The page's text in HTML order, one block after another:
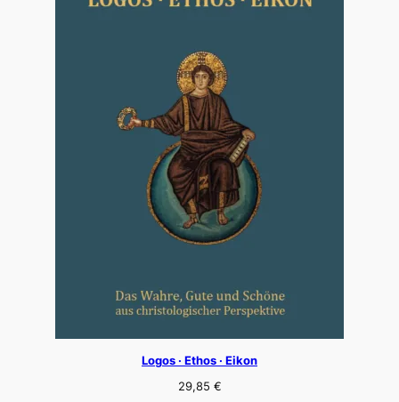
Logos · Ethos · Eikon
29,85 €